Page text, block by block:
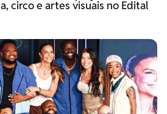
circo e artes visuais no Edital